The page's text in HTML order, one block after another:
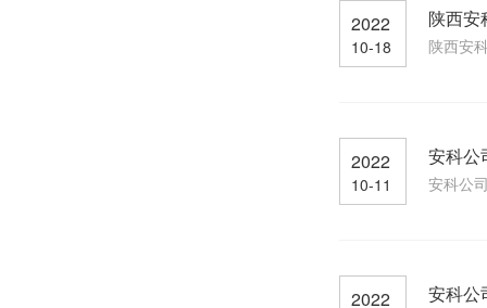
2022
10-18
陕西安
陕西安
2022
10-11
安科公
安科公
2022 安科公